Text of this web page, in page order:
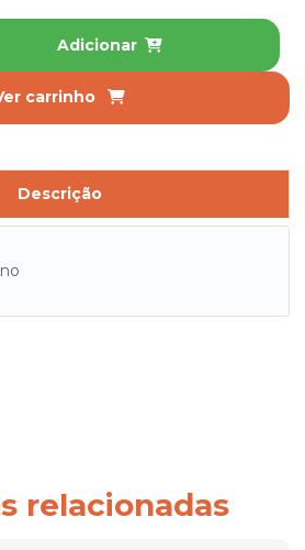
Adicionar
carrinho
Descrição
relacionadas